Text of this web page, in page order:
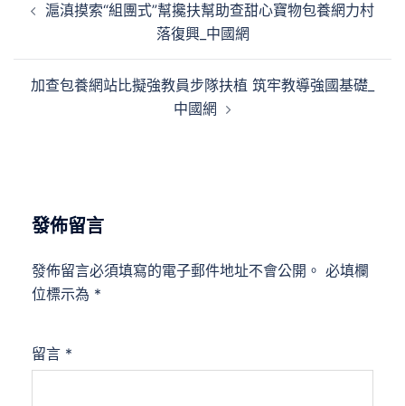
章
覽
滬滇摸索“組團式”幫攙扶幫助查甜心寶物包養網力村
落復興_中國網
加查包養網站比擬強教員步隊扶植 筑牢教導強國基礎_
中國網
發佈留言
發佈留言必須填寫的電子郵件地址不會公開。 必填欄
位標示為 *
留言 *